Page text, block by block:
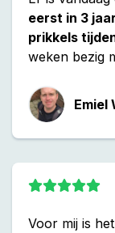
eerst in 3
prikkels
weken bezig
Emiel
Voor mij is